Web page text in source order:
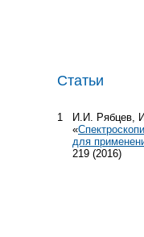
Статьи
1 И.И. Рябцев,
«
для
219 (2016)